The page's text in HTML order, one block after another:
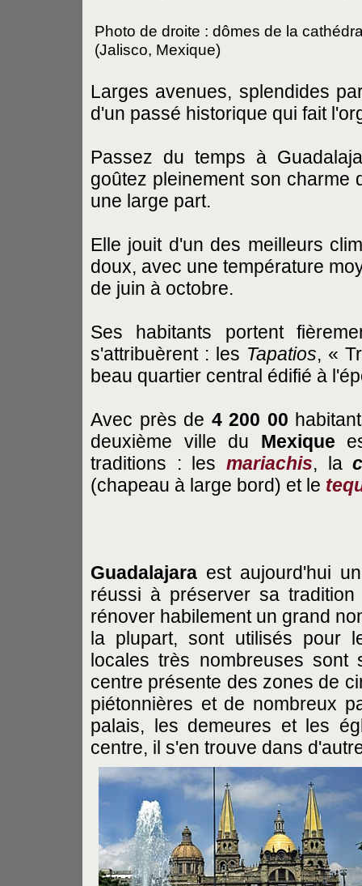
Photo de droite : dômes de la
(Jalisco, Mexique)
Larges avenues, splendides
d'un passé historique qui fait
Passez du temps à
goûtez pleinement son charme
une large part.
Elle jouit d'un des meilleurs
doux, avec une température
de juin à octobre.
Ses habitants portent
s'attribuèrent : les Tapatios, «
beau quartier central édifié à
Avec près de 4 200 00
deuxième ville du Mexique
traditions : les mariachis, la
(chapeau à large bord) et le
Guadalajara est aujourd'hui
réussi à préserver sa
rénover habilement un grand
la plupart, sont utilisés pour
locales très nombreuses
centre présente des zones de
piétonnières et de nombreux
palais, les demeures et les
centre, il s'en trouve dans